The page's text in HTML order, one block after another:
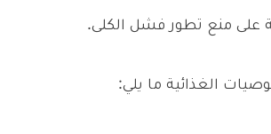
على منع تطور فشل الكلى.
الغذائية ما يلي: